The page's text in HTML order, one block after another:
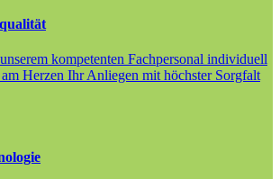
kompetenten Fachpersonal individuell
Herzen Ihr Anliegen mit höchster Sorgfalt